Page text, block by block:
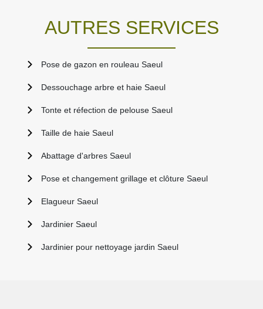
AUTRES SERVICES
Pose de gazon en rouleau Saeul
Dessouchage arbre et haie Saeul
Tonte et réfection de pelouse Saeul
Taille de haie Saeul
Abattage d'arbres Saeul
Pose et changement grillage et clôture Saeul
Elagueur Saeul
Jardinier Saeul
Jardinier pour nettoyage jardin Saeul